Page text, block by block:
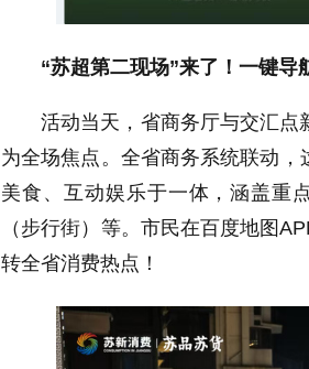
“苏超第二现场”来了！一键导
活动当天，省商务厅与交汇点
为全场焦点。全省商务系统联动，
美食、互动娱乐于一体，涵盖重
（步行街）等。市民在百度地图
转全省消费热点！